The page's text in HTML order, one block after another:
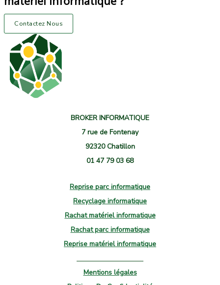
Contactez Nous
BROKER INFORMATIQUE
7 rue de Fontenay
92320 Chatillon
01 47 79 03 68
Reprise parc informatique
Recyclage informatique
Rachat matériel informatique
Rachat parc informatique
Reprise matériel informatique
Mentions légales